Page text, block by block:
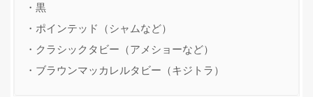
・黒
・ポインテッド（シャムなど）
・クラシックタビー（アメショーなど）
・ブラウンマッカレルタビー（キジトラ）